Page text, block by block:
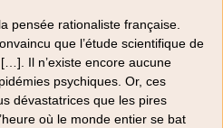
pensée rationaliste française.
que l’étude scientifique de
[…]. Il n’existe encore aucune
psychiques. Or, ces
dévastatrices que les pires
où le monde entier se bat